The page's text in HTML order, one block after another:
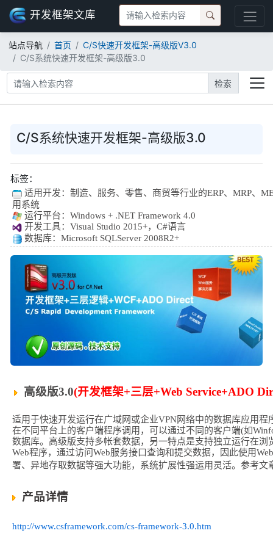
开发框架文库
站点导航 首页
C/S快速开发框架-高级版V3.0
C/S系统快速开发框架-高级版3.0
检索
C/S系统快速开发框架-高级版3.0
标签：
适用开发： 制造、服务、零售、商贸等行业的ERP、MRP、
用系统
运行平台：Windows + .NET Framework 4.0
开发工具：Visual Studio 2015+，C#语言
数据库：Microsoft SQLServer 2008R2+
高级版3.0(开发框架+三层+Web Service+ADO
适用于快速开发运行在广域网或企业VPN网络中的数据库应用程
在不同平台上的客户端程序调用，可以通过不同的客户端(如
数据库。高级版支持多帐套数据，另一特点是支持独立运行在
Web程序，通过访问Web服务接口查询和提交数据，因此使用
署、异地存取数据等强大功能，系统扩展性强运用灵活。参考文
产品详情
http://www.csframework.com/cs-framework-3.0.htm